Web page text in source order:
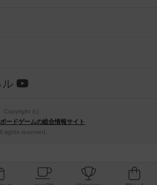
ル
Copyright (c)
ボードゲームの総合情報サイト
rights reserved.